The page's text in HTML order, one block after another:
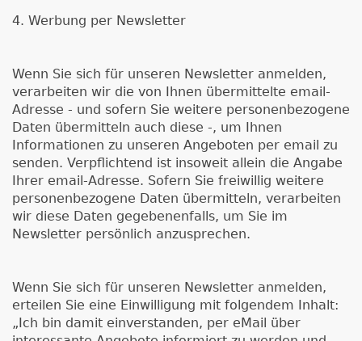
4. Werbung per Newsletter
Wenn Sie sich für unseren Newsletter anmelden,
verarbeiten wir die von Ihnen übermittelte email-
Adresse - und sofern Sie weitere personenbezogene
Daten übermitteln auch diese -, um Ihnen
Informationen zu unseren Angeboten per email zu
senden. Verpflichtend ist insoweit allein die Angabe
Ihrer email-Adresse. Sofern Sie freiwillig weitere
personenbezogene Daten übermitteln, verarbeiten
wir diese Daten gegebenenfalls, um Sie im
Newsletter persönlich anzusprechen.
Wenn Sie sich für unseren Newsletter anmelden,
erteilen Sie eine Einwilligung mit folgendem Inhalt:
„Ich bin damit einverstanden, per eMail über